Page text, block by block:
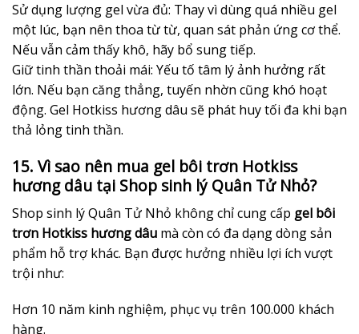
Sử dụng lượng gel vừa đủ: Thay vì dùng quá nhiều gel
một lúc, bạn nên thoa từ từ, quan sát phản ứng cơ thể.
Nếu vẫn cảm thấy khô, hãy bổ sung tiếp.
Giữ tinh thần thoải mái: Yếu tố tâm lý ảnh hưởng rất
lớn. Nếu bạn căng thẳng, tuyến nhờn cũng khó hoạt
động. Gel Hotkiss hương dâu sẽ phát huy tối đa khi bạn
thả lỏng tinh thần.
15. Vì sao nên mua gel bôi trơn Hotkiss
hương dâu tại Shop sinh lý Quân Tử Nhỏ?
Shop sinh lý Quân Tử Nhỏ không chỉ cung cấp gel bôi
trơn Hotkiss hương dâu mà còn có đa dạng dòng sản
phẩm hỗ trợ khác. Bạn được hưởng nhiều lợi ích vượt
trội như:
Hơn 10 năm kinh nghiệm, phục vụ trên 100.000 khách
hàng.